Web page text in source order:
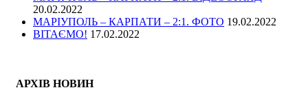
20.02.2022
МАРІУПОЛЬ – КАРПАТИ – 2:1. ФОТО 19.02.2022
ВІТАЄМО! 17.02.2022
АРХІВ НОВИН